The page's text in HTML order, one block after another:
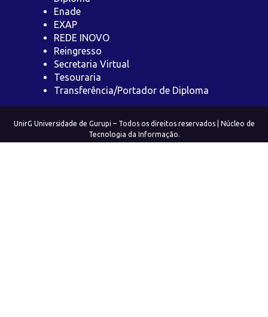
Enade
EXAP
REDE INOVO
Reingresso
Secretaria Virtual
Tesouraria
Transferência/Portador de Diploma
UnirG Universidade de Gurupi – Todos os direitos reservados | Núcleo de
Tecnologia da Informação.